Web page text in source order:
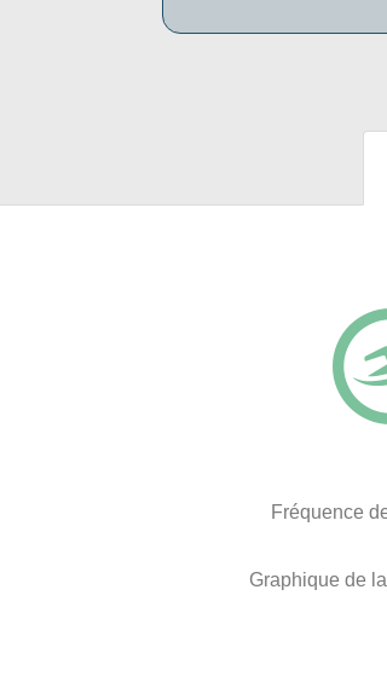
Fréquence
Graphique de